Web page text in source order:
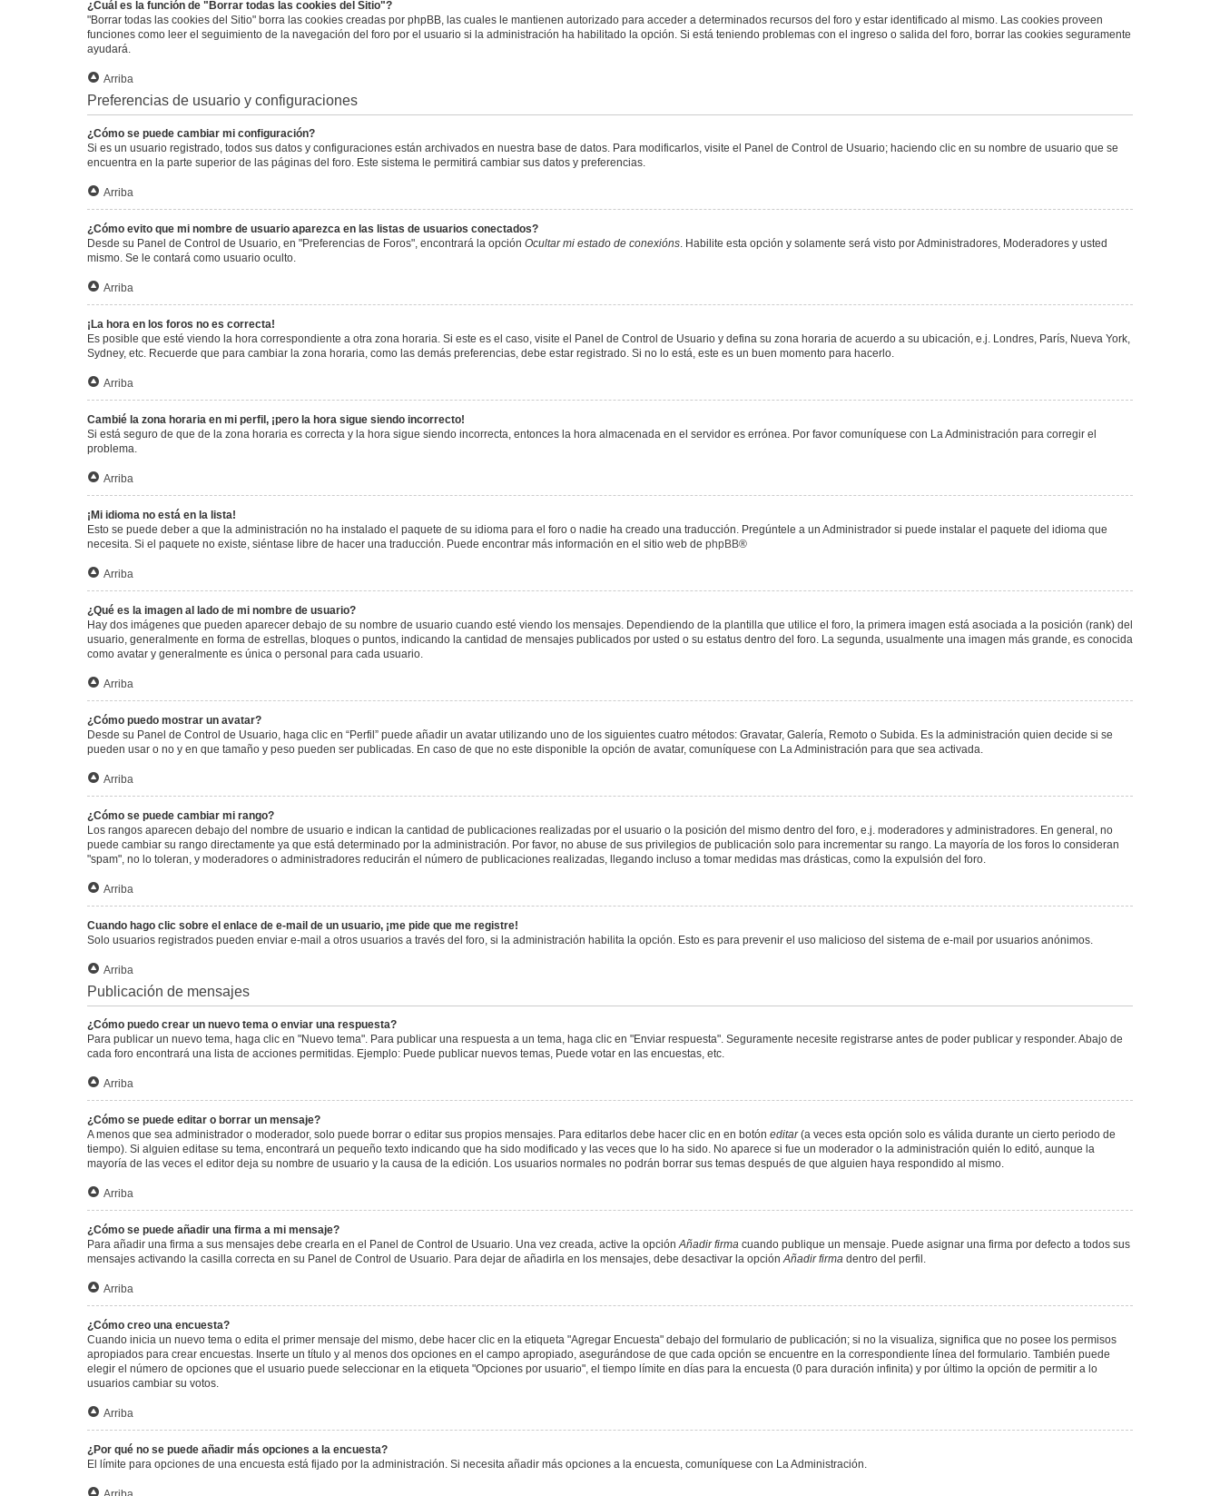
¿Cuál es la función de "Borrar todas las cookies del Sitio"?
"Borrar todas las cookies del Sitio" borra las cookies creadas por phpBB, las cuales le mantienen autorizado para acceder a determinados recursos del foro y estar identificado al mismo. Las cookies proveen
funciones como leer el seguimiento de la navegación del foro por el usuario si la administración ha habilitado la opción. Si está teniendo problemas con el ingreso o salida del foro, borrar las cookies seguramente
ayudará.
Arriba
Preferencias de usuario y configuraciones
¿Cómo se puede cambiar mi configuración?
Si es un usuario registrado, todos sus datos y configuraciones están archivados en nuestra base de datos. Para modificarlos, visite el Panel de Control de Usuario; haciendo clic en su nombre de usuario que se
encuentra en la parte superior de las páginas del foro. Este sistema le permitirá cambiar sus datos y preferencias.
Arriba
¿Cómo evito que mi nombre de usuario aparezca en las listas de usuarios conectados?
Desde su Panel de Control de Usuario, en "Preferencias de Foros", encontrará la opción Ocultar mi estado de conexións. Habilite esta opción y solamente será visto por Administradores, Moderadores y usted
mismo. Se le contará como usuario oculto.
Arriba
¡La hora en los foros no es correcta!
Es posible que esté viendo la hora correspondiente a otra zona horaria. Si este es el caso, visite el Panel de Control de Usuario y defina su zona horaria de acuerdo a su ubicación, e.j. Londres, París, Nueva York,
Sydney, etc. Recuerde que para cambiar la zona horaria, como las demás preferencias, debe estar registrado. Si no lo está, este es un buen momento para hacerlo.
Arriba
Cambié la zona horaria en mi perfil, ¡pero la hora sigue siendo incorrecto!
Si está seguro de que de la zona horaria es correcta y la hora sigue siendo incorrecta, entonces la hora almacenada en el servidor es errónea. Por favor comuníquese con La Administración para corregir el
problema.
Arriba
¡Mi idioma no está en la lista!
Esto se puede deber a que la administración no ha instalado el paquete de su idioma para el foro o nadie ha creado una traducción. Pregúntele a un Administrador si puede instalar el paquete del idioma que
necesita. Si el paquete no existe, siéntase libre de hacer una traducción. Puede encontrar más información en el sitio web de phpBB®
Arriba
¿Qué es la imagen al lado de mi nombre de usuario?
Hay dos imágenes que pueden aparecer debajo de su nombre de usuario cuando esté viendo los mensajes. Dependiendo de la plantilla que utilice el foro, la primera imagen está asociada a la posición (rank) del
usuario, generalmente en forma de estrellas, bloques o puntos, indicando la cantidad de mensajes publicados por usted o su estatus dentro del foro. La segunda, usualmente una imagen más grande, es conocida
como avatar y generalmente es única o personal para cada usuario.
Arriba
¿Cómo puedo mostrar un avatar?
Desde su Panel de Control de Usuario, haga clic en “Perfil” puede añadir un avatar utilizando uno de los siguientes cuatro métodos: Gravatar, Galería, Remoto o Subida. Es la administración quien decide si se
pueden usar o no y en que tamaño y peso pueden ser publicadas. En caso de que no este disponible la opción de avatar, comuníquese con La Administración para que sea activada.
Arriba
¿Cómo se puede cambiar mi rango?
Los rangos aparecen debajo del nombre de usuario e indican la cantidad de publicaciones realizadas por el usuario o la posición del mismo dentro del foro, e.j. moderadores y administradores. En general, no
puede cambiar su rango directamente ya que está determinado por la administración. Por favor, no abuse de sus privilegios de publicación solo para incrementar su rango. La mayoría de los foros lo consideran
"spam", no lo toleran, y moderadores o administradores reducirán el número de publicaciones realizadas, llegando incluso a tomar medidas mas drásticas, como la expulsión del foro.
Arriba
Cuando hago clic sobre el enlace de e-mail de un usuario, ¡me pide que me registre!
Solo usuarios registrados pueden enviar e-mail a otros usuarios a través del foro, si la administración habilita la opción. Esto es para prevenir el uso malicioso del sistema de e-mail por usuarios anónimos.
Arriba
Publicación de mensajes
¿Cómo puedo crear un nuevo tema o enviar una respuesta?
Para publicar un nuevo tema, haga clic en "Nuevo tema". Para publicar una respuesta a un tema, haga clic en "Enviar respuesta". Seguramente necesite registrarse antes de poder publicar y responder. Abajo de
cada foro encontrará una lista de acciones permitidas. Ejemplo: Puede publicar nuevos temas, Puede votar en las encuestas, etc.
Arriba
¿Cómo se puede editar o borrar un mensaje?
A menos que sea administrador o moderador, solo puede borrar o editar sus propios mensajes. Para editarlos debe hacer clic en en botón editar(a veces esta opción solo es válida durante un cierto periodo de
tiempo). Si alguien editase su tema, encontrará un pequeño texto indicando que ha sido modificado y las veces que lo ha sido. No aparece si fue un moderador o la administración quién lo editó, aunque la
mayoría de las veces el editor deja su nombre de usuario y la causa de la edición. Los usuarios normales no podrán borrar sus temas después de que alguien haya respondido al mismo.
Arriba
¿Cómo se puede añadir una firma a mi mensaje?
Para añadir una firma a sus mensajes debe crearla en el Panel de Control de Usuario. Una vez creada, active la opciónAñadir firma cuando publique un mensaje. Puede asignar una firma por defecto a todos sus
mensajes activando la casilla correcta en su Panel de Control de Usuario. Para dejar de añadirla en los mensajes, debe desactivar la opciónAñadir firma dentro del perfil.
Arriba
¿Cómo creo una encuesta?
Cuando inicia un nuevo tema o edita el primer mensaje del mismo, debe hacer clic en la etiqueta "Agregar Encuesta" debajo del formulario de publicación; si no la visualiza, significa que no posee los permisos
apropiados para crear encuestas. Inserte un título y al menos dos opciones en el campo apropiado, asegurándose de que cada opción se encuentre en la correspondiente línea del formulario. También puede
elegir el número de opciones que el usuario puede seleccionar en la etiqueta "Opciones por usuario", el tiempo límite en días para la encuesta (0 para duración infinita) y por último la opción de permitir a lo
usuarios cambiar su votos.
Arriba
¿Por qué no se puede añadir más opciones a la encuesta?
El límite para opciones de una encuesta está fijado por la administración. Si necesita añadir más opciones a la encuesta, comuníquese con La Administración.